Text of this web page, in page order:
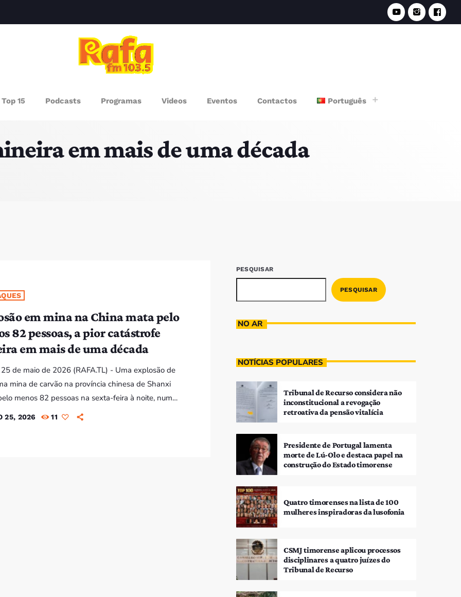
Top 15 Podcasts Programas Videos Eventos Contactos Português
SOMOS em mais de uma década
em mina na China mata pelo
82 pessoas, a pior catástrofe
em mais de uma década
de maio de 2026 (RAFA.TL) - Uma explosão de
mina de carvão na província chinesa de Shanxi
menos 82 pessoas na sexta-feira à noite, num
mineiros mais mortíferos registados na China
25, 2026 11
PESQUISAR
PESQUISAR
NO AR
NOTÍCIAS POPULARES
Tribunal de Recurso considera não
inconstitucional a revogação
retroativa da pensão vitalícia
Presidente de Portugal lamenta
morte de Lú-Olo e destaca papel na
construção do Estado timorense
Quatro timorenses na lista de 100
mulheres inspiradoras da lusofonia
CSMJ timorense aplicou processos
disciplinares a quatro juízes do
Tribunal de Recurso